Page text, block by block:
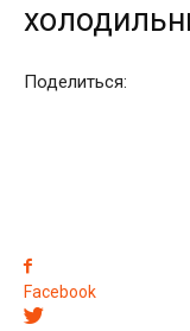
Поделиться:
Facebook